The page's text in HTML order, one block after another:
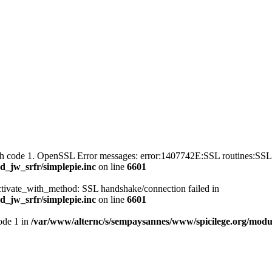
code 1. OpenSSL Error messages: error:1407742E:SSL
simplepie.inc on line 6601
SSL handshake/connection failed in
simplepie.inc on line 6601
1 in /var/www/alternc/s/sempaysannes/www/spicilege.org/